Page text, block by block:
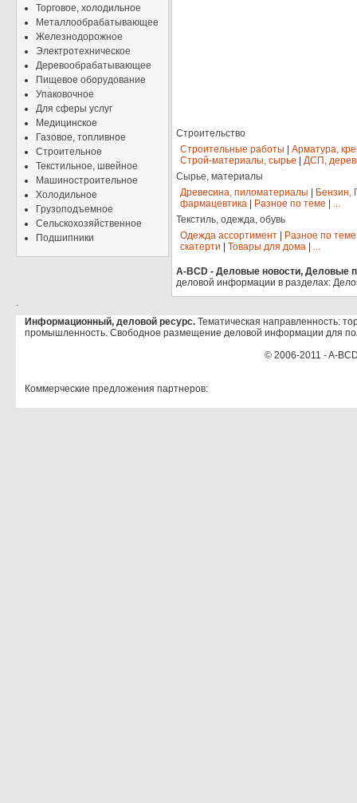
Торговое, холодильное
Металлообрабатывающее
Железнодорожное
Электротехническое
Деревообрабатывающее
Пищевое оборудование
Упаковочное
Для сферы услуг
Медицинское
Газовое, топливное
Строительное
Текстильное, швейное
Машиностроительное
Холодильное
Грузоподъемное
Сельскохозяйственное
Подшипники
Строительство
Строительные работы
Арматура,
Строй-материалы, сырье
ДСП,
Сырье, материалы
Древесина, пиломатериалы
Бензин,
фармацевтика
Разное по теме
...
Текстиль, одежда, обувь
Одежда ассортимент
Разное по теме
скатерти
Товары для дома ...
A-BCD - Деловые новости, Деловые
деловой информации в разделах:
.
Информационный, деловой ресурс. Тематическая направленность:
промышленность. Свободное размещение деловой информации для
© 2006-2011 - A-
Коммерческие предложения партнеров: